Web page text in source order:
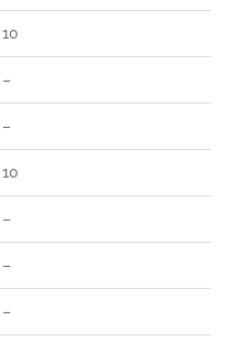
10
–
–
10
–
–
–